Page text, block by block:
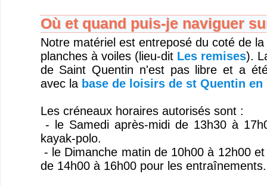
Où et quand puis-je naviguer
Notre matériel est entreposé du coté de
planches à voiles (lieu-dit Les remises).
de Saint Quentin n'est pas libre et a
avec la base de loisirs de st Quentin en
Les créneaux horaires autorisés sont :
- le Samedi après-midi de 13h30 à
kayak-polo.
- le Dimanche matin de 10h00 à 12h00
de 14h00 à 16h00 pour les entraînements.